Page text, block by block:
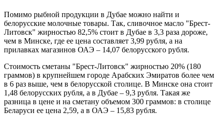
Помимо рыбной продукции в Дубае можно найти и
белорусские молочные товары. Так, сливочное масло "Брест-
Литовск" жирностью 82,5% стоит в Дубае в 3,3 раза дороже,
чем в Минске, где ее цена составляет 3,99 рубля, а на
прилавках магазинов ОАЭ – 14,07 белорусского рубля.
Стоимость сметаны "Брест-Литовск" жирностью 20% (180
граммов) в крупнейшем городе Арабских Эмиратов более чем
в 6 раз выше, чем в белорусской столице. В Минске она стоит
1,48 белорусских рубля, а в Дубае – 9,3 рубля. Такая же
разница в цене и на сметану объемом 300 граммов: в столице
Беларуси ее цена 2,59, а в ОАЭ – 15,83 рубля.